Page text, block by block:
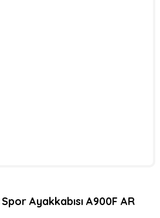
Ayakkabısı A900F AR